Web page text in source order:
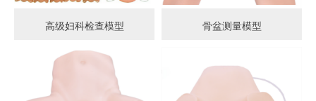
高级妇科检查模型 骨盆测量模型